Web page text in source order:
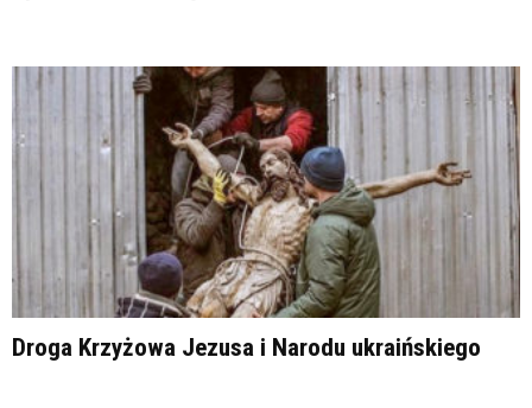
Droga Krzyżowa Jezusa i Narodu ukraińskiego